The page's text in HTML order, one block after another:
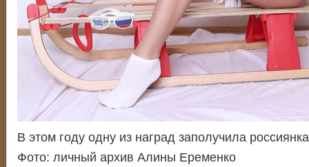
В этом году одну из наград заполучила
Фото: личный архив Алины Еременко